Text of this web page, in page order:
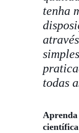
tenha
todas